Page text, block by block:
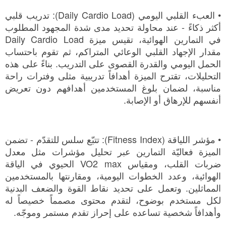
• العبء القلبي اليومي (Daily Cardio Load): تدريب قلبي
أكثر ذكاءً - عند محاولة تحديد مدى شدة المجهود المطلوب
في التمارين الهوائية، تقيس ميزة Daily Cardio Load
مقدار الإجهاد القلبي الوعائي المتراكم، ثم تقوم باحتساب
الحمل اليومي والقدرة القصوى على التدريب. بناءً على هذه
التحليلات، تقترح الميزة أهدافاً تدريبية مثلى وفترات راحة
مناسبة، لضمان بلوغ المستخدمين أهدافهم دون تعريض
أنفسهم للإرهاق أو الإصابة.
• مؤشر اللياقة (Fitness Index): تتبّع سلس للتقدّم - تضمن
الميزة فعاليّة التمارين عبر تحليل مؤشرات مثل معدل
ضربات القلب، ومقياس VO2 max الحيوي في الياقة
الهوائية، وعدد الخطوات اليومية، ومقارنتها بالمستخدمين
المماثلين. وتعمل على تحديد نقاط القوة والضعف البدنية
لكل مستخدم بوضوح، لتقدم محتوى مصمماً خصيصاً له
وأهدافاً شخصية تساعده على إحراز تقدم مستمر وموجّه.